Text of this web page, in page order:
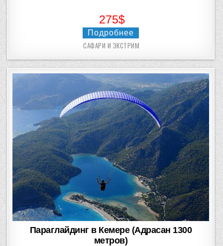
275$
Подробнее
Posted
САФАРИ И ЭКСТРИМ
Параглайдинг в Кемере (Адрасан 1300
метров)